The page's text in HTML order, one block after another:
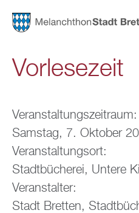
Vorlesezeit
Veranstaltungszeitraum:
Samstag, 7. Oktober
Veranstaltungsort:
Stadtbücherei, Untere
Veranstalter:
Stadt Bretten,